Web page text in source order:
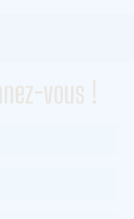
vous !